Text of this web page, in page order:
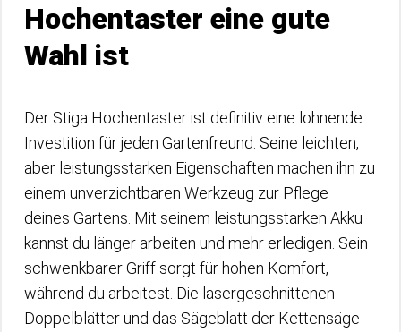
Hochentaster eine gute
Wahl ist
Der Stiga Hochentaster ist definitiv eine lohnende
Investition für jeden Gartenfreund. Seine leichten,
aber leistungsstarken Eigenschaften machen ihn zu
einem unverzichtbaren Werkzeug zur Pflege
deines Gartens. Mit seinem leistungsstarken Akku
kannst du länger arbeiten und mehr erledigen. Sein
schwenkbarer Griff sorgt für hohen Komfort,
während du arbeitest. Die lasergeschnittenen
Doppelblätter und das Sägeblatt der Kettensäge